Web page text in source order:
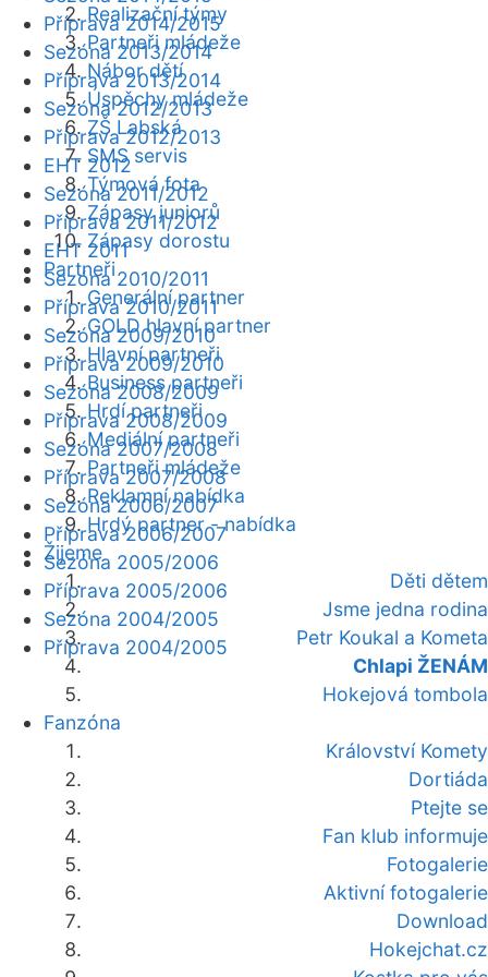
Realizační týmy
Partneři mládeže
Nábor dětí
Úspěchy mládeže
ZŠ Labská
SMS servis
Týmová fota
Zápasy juniorů
Zápasy dorostu
Partneři
Generální partner
GOLD hlavní partner
Hlavní partneři
Business partneři
Hrdí partneři
Mediální partneři
Partneři mládeže
Reklamní nabídka
Hrdý partner - nabídka
Žijeme
Děti dětem
Jsme jedna rodina
Petr Koukal a Kometa
Chlapi ŽENÁM
Hokejová tombola
Fanzóna
Království Komety
Dortiáda
Ptejte se
Fan klub informuje
Fotogalerie
Aktivní fotogalerie
Download
Hokejchat.cz
Příprava 2014/2015
Sezóna 2013/2014
Příprava 2013/2014
Sezóna 2012/2013
Příprava 2012/2013
EHT 2012
Sezóna 2011/2012
Příprava 2011/2012
EHT 2011
Sezóna 2010/2011
Příprava 2010/2011
Sezóna 2009/2010
Příprava 2009/2010
Sezóna 2008/2009
Příprava 2008/2009
Sezóna 2007/2008
Příprava 2007/2008
Sezóna 2006/2007
Příprava 2006/2007
Sezóna 2005/2006
Příprava 2005/2006
Sezóna 2004/2005
Příprava 2004/2005